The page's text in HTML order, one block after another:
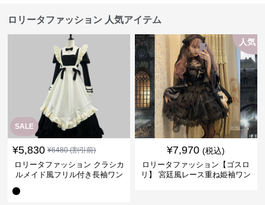
ロリータファッション 人気アイテム
SALE
¥5,830 ¥6480(割引前)
ロリータファッション クラシカ
ルメイド風フリル付き長袖ワン
人気
¥7,970 (税込)
ロリータファッション【ゴスロ
リ】 宮廷風レース重ね姫袖ワン